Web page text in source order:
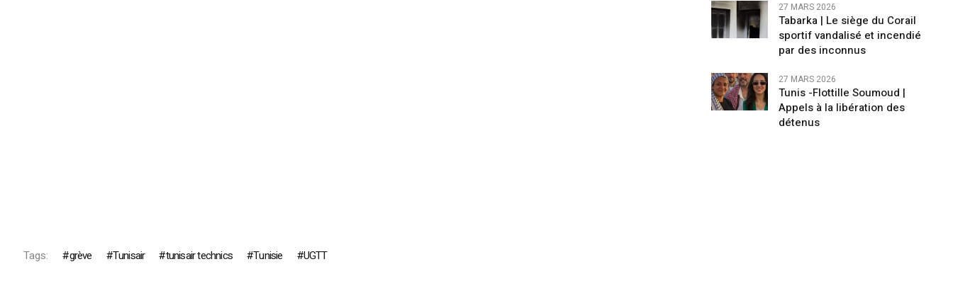
Tags: grève Tunisair tunisair technics Tunisie UGTT
27 MARS 2026
Tabarka | Le siège du Corail
sportif vandalisé et incendié
par des inconnus
27 MARS 2026
Tunis -Flottille Soumoud |
Appels à la libération des
détenus